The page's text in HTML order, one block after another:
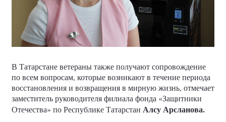
В Татарстане ветераны также получают сопровождение
по всем вопросам, которые возникают в течение периода
восстановления и возвращения в мирную жизнь, отмечает
заместитель руководителя филиала фонда «Защитники
Отечества» по Республике Татарстан Алсу Арсланова.